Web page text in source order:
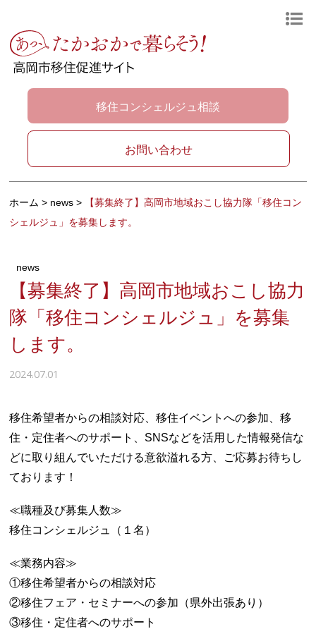
移住コンシェルジュ相談
お問い合わせ
ホーム > news >
【募集終了】高岡市地域おこし協力隊「移住コン
シェルジュ」を募集します。
news
【募集終了】高岡市地域おこし協力
隊「移住コンシェルジュ」を募集
します。
2024.07.01
移住希望者からの相談対応、移住イベントへの参加、移
住・定住者へのサポート、SNSなどを活用した情報発信な
どに取り組んでいただける意欲溢れる方、ご応募お待ちし
ております！
≪職種及び募集人数≫
移住コンシェルジュ（１名）
≪業務内容≫
①移住希望者からの相談対応
②移住フェア・セミナーへの参加（県外出張あり）
③移住・定住者へのサポート